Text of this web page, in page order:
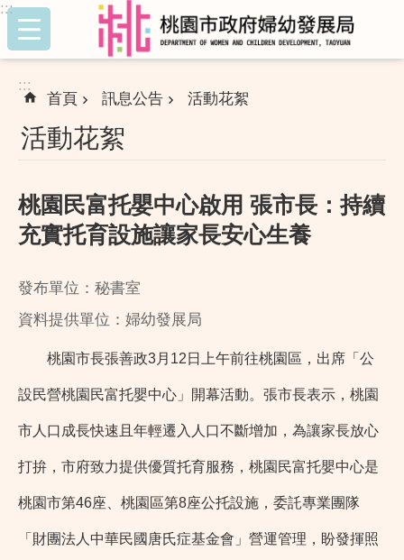
跳到主要內容區塊
:::
:::
首頁 訊息公告 活動花絮
活動花絮
桃園民富托嬰中心啟用 張市長：持續
充實托育設施讓家長安心生養
發布單位：秘書室
資料提供單位：婦幼發展局
桃園市長張善政3月12日上午前往桃園區，出席「公
設民營桃園民富托嬰中心」開幕活動。張市長表示，桃園
市人口成長快速且年輕遷入人口不斷增加，為讓家長放心
打拚，市府致力提供優質托育服務，桃園民富托嬰中心是
桃園市第46座、桃園區第8座公托設施，委託專業團隊
「財團法人中華民國唐氏症基金會」營運管理，盼發揮照